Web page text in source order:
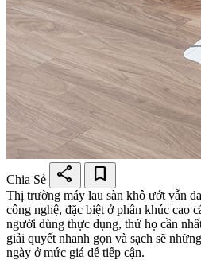
Chia Sẻ share bookmark
Thị trường máy lau sàn khô ướt vẫn
công nghệ, đặc biệt ở phân khúc cao
người dùng thực dụng, thứ họ cần
giải quyết nhanh gọn và sạch sẽ
ngày ở mức giá dễ tiếp cận.